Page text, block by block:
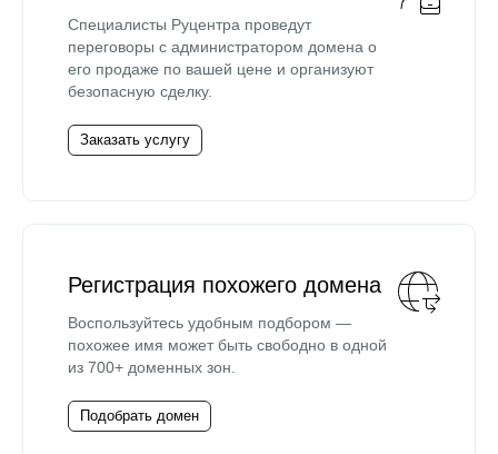
Специалисты Руцентра проведут
переговоры с администратором домена о
его продаже по вашей цене и организуют
безопасную сделку.
Заказать услугу
Регистрация похожего домена
Воспользуйтесь удобным подбором —
похожее имя может быть свободно в одной
из 700+ доменных зон.
Подобрать домен